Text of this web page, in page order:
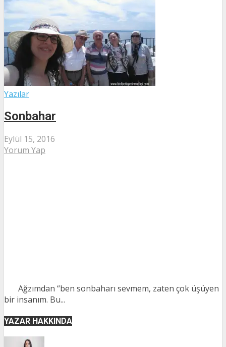
Yazılar
Sonbahar
Eylül 15, 2016
Yorum Yap
Ağzımdan “ben sonbaharı sevmem, zaten çok üşüyen
bir insanım. Bu...
YAZAR HAKKINDA